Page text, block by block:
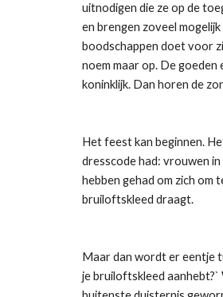
uitnodigen die ze op de
en brengen zoveel
boodschappen doet voor
noem maar op. De goeden
koninklijk. Dan horen de
Het feest kan beginnen.
dresscode had: vrouwen
hebben gehad om zich om
bruiloftskleed draagt.
Maar dan wordt er eentje
je bruiloftskleed aanhebt?`